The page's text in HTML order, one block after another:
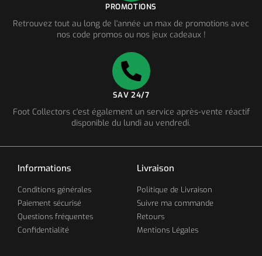
PROMOTIONS
Retrouvez tout au long de l'année un max de promotions avec
nos code promos ou nos jeux cadeaux !
SAV 24/7
Foot Collectors c'est également un service après-vente réactif
disponible du lundi au vendredi.
Informations
Conditions générales
Paiement sécurisé
Questions fréquentes
Confidentialité
Livraison
Politique de Livraison
Suivre ma commande
Retours
Mentions Légales